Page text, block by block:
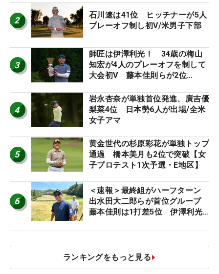
STAGE JOYX OPEN】
2
石川遼は41位 ヒッチナーが5人
プレーオフ制し初V/米男子下部
3
師匠は伊澤利光！ 34歳の梅山
知宏が4人のプレーオフを制して
大会初V 藤本佳則らが2位
4
岩永杏奈が単独首位発進、廣吉優
梨菜4位 日本勢6人が出場/全米
女子アマ
5
黄金世代の杉原彩花が単独トップ
通過 橋本美月も2位で突破【女
子プロテスト1次予選・E地区】
6
＜速報＞最終組がハーフターン
出水田大二郎らが首位グループ
藤本佳則は1打差5位 伊澤利光
JOYX OPEN】
ランキングをもっと見る